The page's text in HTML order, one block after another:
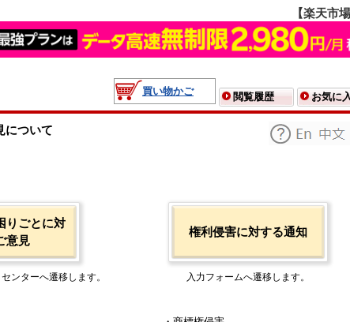
【楽天市
買い物かご
閲覧履歴 お気に
について
りごとに対
意見
ンターへ遷移します。
権利侵害に対する通知
入力フォームへ遷移します。